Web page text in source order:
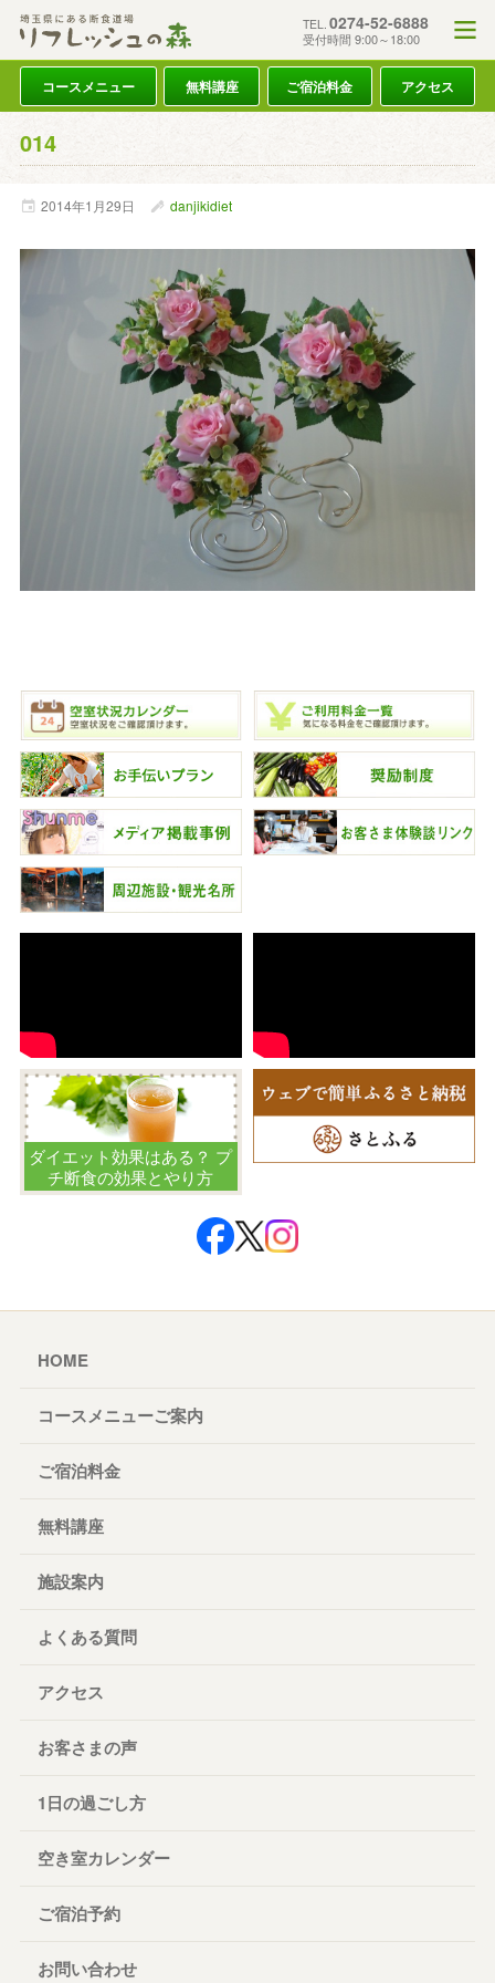
TEL. 0274-52-6888
受付時間 9:00～18:00
コースメニュー 無料講座 ご宿泊料金 アクセス
014
2014年1月29日 danjikidiet
ダイエット効果はある？ プ
チ断食の効果とやり方
HOME
コースメニューご案内
ご宿泊料金
無料講座
施設案内
よくある質問
アクセス
お客さまの声
1日の過ごし方
空き室カレンダー
ご宿泊予約
お問い合わせ